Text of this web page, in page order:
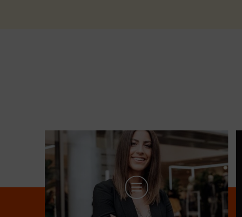
mehr Infos zu Stefanie Bollin